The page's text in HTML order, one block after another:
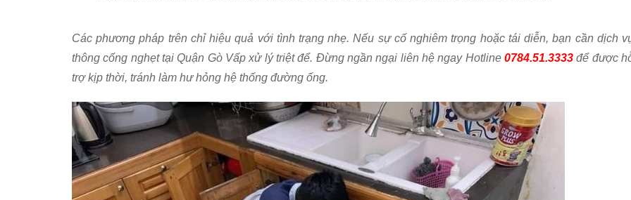
Các phương pháp trên chỉ hiệu quả với tình trạng nhẹ. Nếu sự cố nghiêm trọng hoặc tái diễn, bạn cần dịch
thông cống nghẹt tại Quận Gò Vấp xử lý triệt để. Đừng ngần ngại liên hệ ngay Hotline 0784.51.3333 để được
trợ kịp thời, tránh làm hư hỏng hệ thống đường ống.